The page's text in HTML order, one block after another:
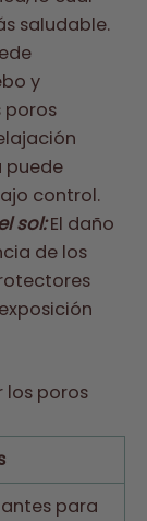
saludable.
y
poros
puede
control.
sol:El daño
de los
los poros
para